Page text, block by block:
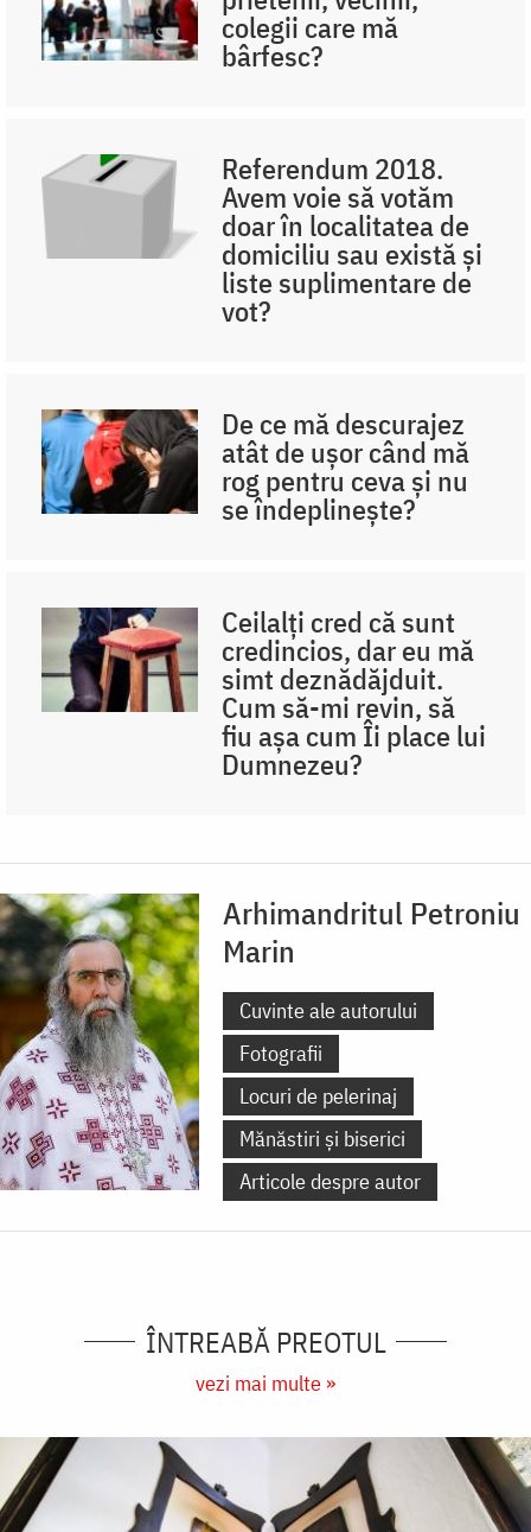
colegii care mă
bârfesc?
Referendum 2018.
Avem voie să votăm
doar în localitatea de
domiciliu sau există și
liste suplimentare de
vot?
De ce mă descurajez
atât de ușor când mă
rog pentru ceva și nu
se îndeplinește?
Ceilalți cred că sunt
credincios, dar eu mă
simt deznădăjduit.
Cum să-mi revin, să
fiu așa cum Îi place lui
Dumnezeu?
Arhimandritul Petroniu
Marin
Cuvinte ale autorului
Fotografii
Locuri de pelerinaj
Mănăstiri și biserici
Articole despre autor
ÎNTREABĂ PREOTUL
vezi mai multe »